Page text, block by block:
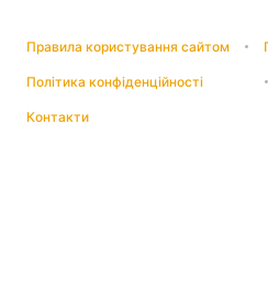
Правила користування сайтом
Політика конфіденційності
Контакти